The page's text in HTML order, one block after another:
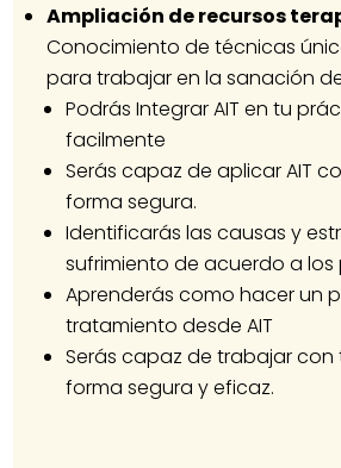
Ampliación de recursos
Conocimiento de técnicas
para trabajar en la sanación
Podrás Integrar AIT en tu
facilmente
Serás capaz de aplicar AIT
forma segura.
Identificarás las causas y
sufrimiento de acuerdo a los
Aprenderás como hacer un
tratamiento desde AIT
Serás capaz de trabajar
forma segura y eficaz.